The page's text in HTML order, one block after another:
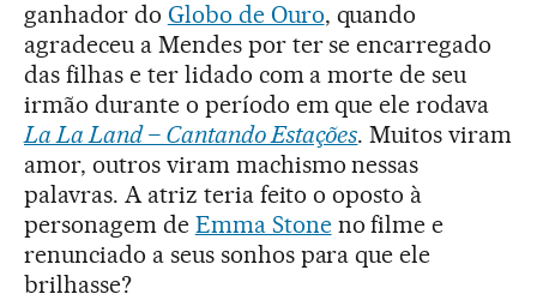
ganhador do Globo de Ouro, quando
agradeceu a Mendes por ter se encarregado
das filhas e ter lidado com a morte de seu
irmão durante o período em que ele rodava
La La Land – Cantando Estações. Muitos viram
amor, outros viram machismo nessas
palavras. A atriz teria feito o oposto à
personagem de Emma Stoneno filme e
renunciado a seus sonhos para que ele
brilhasse?